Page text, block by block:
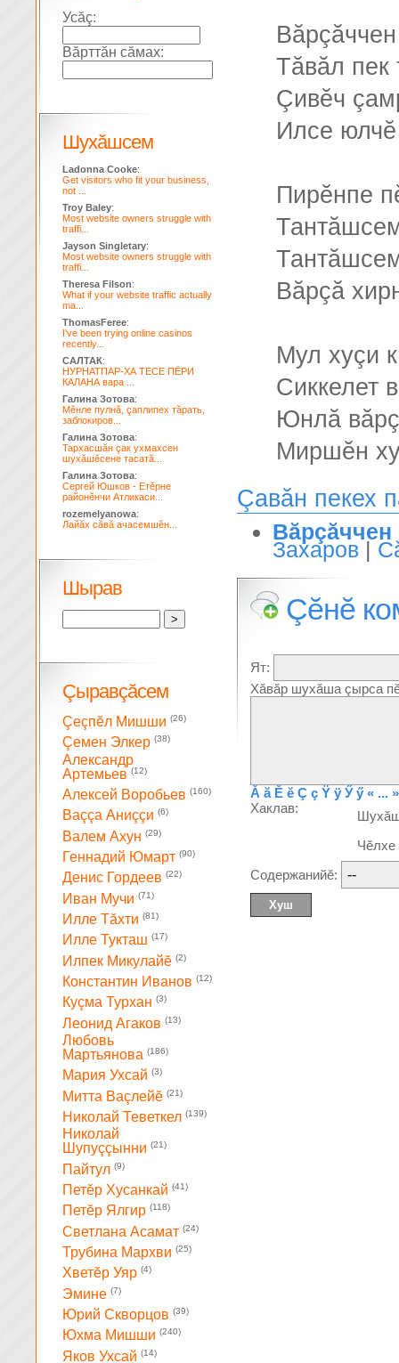
Тăвăл пек
Çивĕч
Илсе
Пирĕнпе
Вăрçă
Мул хуçи
Сиккелет
Юнлă
Миршĕн
Çавăн пекех
Захаров |
Çĕнĕ
Ят:
Хăвăр шухăша çырса
Ă ă Ĕ ĕ Ç ç Ÿ ÿ Ӳ ӳ « ... »
Хаклав:
Содержанийĕ:
Усăç:
Вăрттăн сăмах:
Шухăшсем
Ladonna Cooke:
Get visitors who fit your business,
not ...
Troy Baley:
Most website owners struggle with
traffi...
Jayson Singletary:
Most website owners struggle with
traffi...
Theresa Filson:
What if your website traffic actually
ma...
ThomasFeree:
I've been trying online casinos
recently...
САЛТАК:
НУРНАТПАР-ХА ТЕСЕ ПЁРИ
КАЛАНА вара ...
Галина Зотова:
Мĕнле пулнă, çаплипех тăрать,
заблокиров...
Галина Зотова:
Тархасшăн çак ухмахсен
шухăшĕсене тасатă...
Галина Зотова:
Сергей Юшков - Етĕрне
районĕнчи Атликаси...
rozemelyanowa:
Лайăх сăвă ачасемшĕн...
Шырав
Çыравçăсем
Çеçпĕл Мишши (26)
Çемен Элкер (38)
Александр
Артемьев (12)
Алексей Воробьев (160)
Ваççа Аниççи (6)
Валем Ахун (29)
Геннадий Юмарт (90)
Денис Гордеев (22)
Иван Мучи (71)
Илле Тăхти (81)
Илле Тукташ (17)
Илпек Микулайĕ (2)
Константин Иванов (12)
Куçма Турхан (3)
Леонид Агаков (13)
Любовь
Мартьянова (186)
Мария Ухсай (3)
Митта Ваçлейĕ (21)
Николай Теветкел (139)
Николай
Шупуççынни (21)
Пайтул (9)
Петĕр Хусанкай (41)
Петĕр Ялгир (118)
Светлана Асамат (24)
Трубина Мархви (25)
Хветĕр Уяр (4)
Эмине (7)
Юрий Скворцов (39)
Юхма Мишши (240)
Яков Ухсай (14)